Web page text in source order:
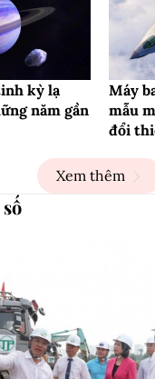
kỳ lạ
năm gần
Máy
mẫu
đổi
Xem thêm
số